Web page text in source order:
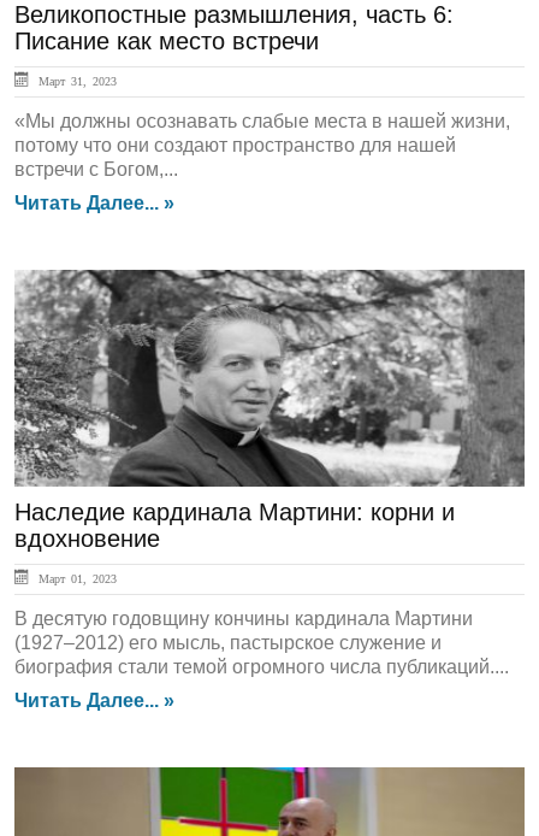
Великопостные размышления, часть 6:
Писание как место встречи
Март 31, 2023
«Мы должны осознавать слабые места в нашей жизни,
потому что они создают пространство для нашей
встречи с Богом,...
Читать Далее... »
В Свете Божьего Слова
Наследие кардинала Мартини: корни и
вдохновение
Март 01, 2023
В десятую годовщину кончины кардинала Мартини
(1927–2012) его мысль, пастырское служение и
биография стали темой огромного числа публикаций....
Читать Далее... »
ЛЕНТА НОВОСТЕЙ